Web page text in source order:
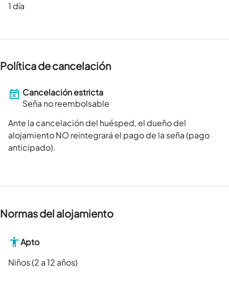
1 día
Política de cancelación
Cancelación estricta
Seña no reembolsable
Ante la cancelación del huésped, el dueño del
alojamiento NO reintegrará el pago de la seña (pago
anticipado).
Normas del alojamiento
Apto
Niños (2 a 12 años)